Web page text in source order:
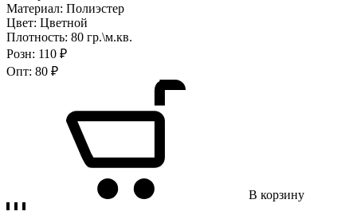
Материал: Полиэстер
Цвет: Цветной
Плотность: 80 гр.\м.кв.
Розн: 110 ₽
Опт: 80 ₽
В корзину